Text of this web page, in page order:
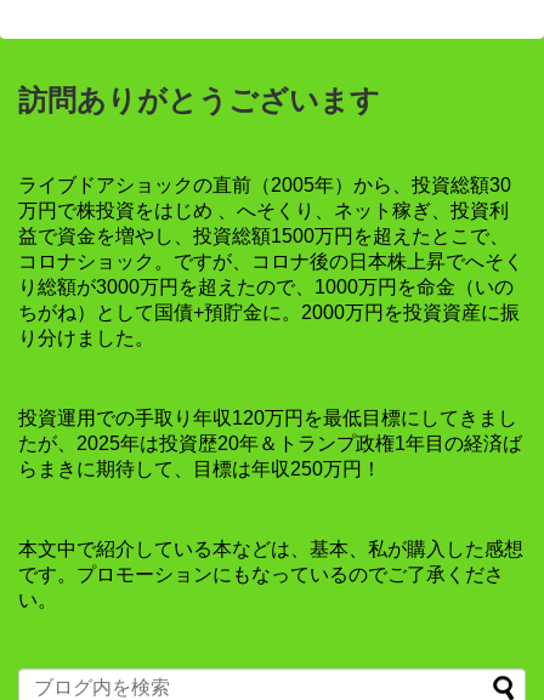
訪問ありがとうございます
ライブドアショックの直前（2005年）から、投資総額30
万円で株投資をはじめ 、へそくり、ネット稼ぎ、投資利
益で資金を増やし、投資総額1500万円を超えたとこで、
コロナショック。ですが、コロナ後の日本株上昇でへそく
り総額が3000万円を超えたので、1000万円を命金（いの
ちがね）として国債+預貯金に。2000万円を投資資産に振
り分けました。
投資運用での手取り年収120万円を最低目標にしてきまし
たが、2025年は投資歴20年＆トランプ政権1年目の経済ば
らまきに期待して、目標は年収250万円！
本文中で紹介している本などは、基本、私が購入した感想
です。プロモーションにもなっているのでご了承くださ
い。